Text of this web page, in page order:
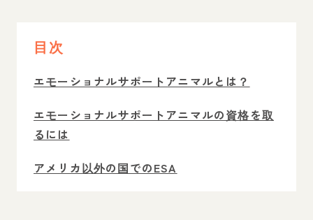
目次
エモーショナルサポートアニマルとは？
エモーショナルサポートアニマルの資格を取
るには
アメリカ以外の国でのESA